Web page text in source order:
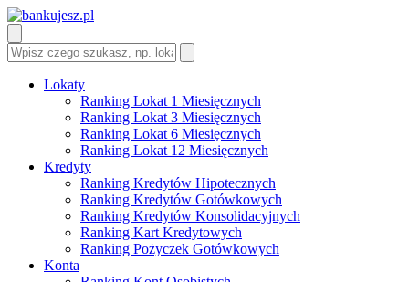
Lokaty
Ranking Lokat 1 Miesięcznych
Ranking Lokat 3 Miesięcznych
Ranking Lokat 6 Miesięcznych
Ranking Lokat 12 Miesięcznych
Kredyty
Ranking Kredytów Hipotecznych
Ranking Kredytów Gotówkowych
Ranking Kredytów Konsolidacyjnych
Ranking Kart Kredytowych
Ranking Pożyczek Gotówkowych
Konta